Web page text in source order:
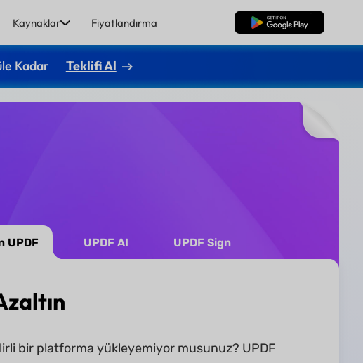
Kaynaklar Fiyatlandırma Ücretsiz İndirme
Kadar Teklifi Al
UPDF UPDF AI UPDF Sign
bir platforma yükleyemiyor musunuz? UPDF